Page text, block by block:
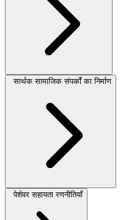
सार्थक सामाजिक संपर्कों का निर्माण
पेशेवर सहायता रणनीतियाँ